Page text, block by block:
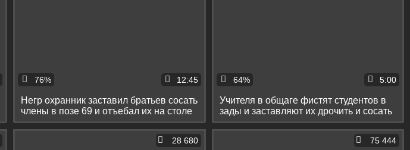
76% 12:45
Негр охранник заставил братьев сосать
члены в позе 69 и отъебал их на столе
64% 5:00
Учителя в общаге фистят студентов в
зады и заставляют их дрочить и сосать
писюны
28 680 75 444